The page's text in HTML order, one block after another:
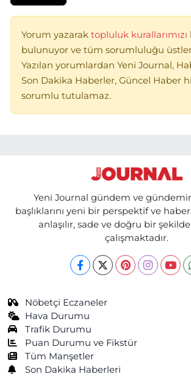
Yorum yazarak topluluk kurallarımızı
bulunuyor ve tüm sorumluluğu
Yazılan yorumlardan Yeni Journal,
Son Dakika Haberler, Güncel Haber
sorumlu tutulamaz.
Yeni Journal gündem ve
başlıklarını yeni bir perspektif ve
anlaşılır, sade ve doğru bir
çalışmaktadır.
Nöbetçi Eczaneler
Hava Durumu
Trafik Durumu
Puan Durumu ve Fikstür
Tüm Manşetler
Son Dakika Haberleri